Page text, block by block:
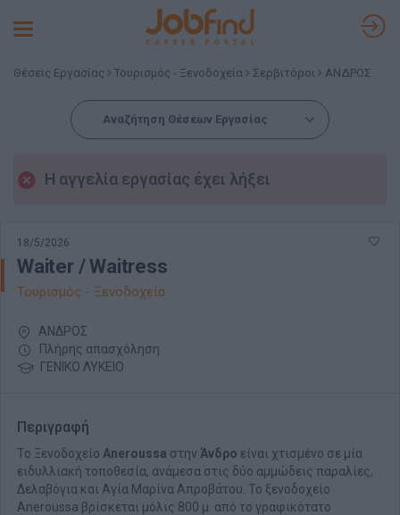
Toggle
Θέσεις Εργασίας Τουρισμός - Ξενοδοχεία Σερβιτόροι ΑΝΔΡΟΣ
Αναζήτηση Θέσεων Εργασίας
Η αγγελία εργασίας έχει λήξει
18/5/2026
Waiter / Waitress
Τουρισμός - Ξενοδοχεία
ΑΝΔΡΟΣ
Πλήρης απασχόληση
ΓΕΝΙΚΟ ΛΥΚΕΙΟ
Περιγραφή
Το Ξενοδοχείο Aneroussa στην Άνδρο είναι χτισμένο σε μία
ειδυλλιακή τοποθεσία, ανάμεσα στις δύο αμμώδεις παραλίες,
Δελαβόγια και Αγία Μαρίνα Απροβάτου. Το ξενοδοχείο
Aneroussa βρίσκεται μόλις 800 μ. από το γραφικότατο